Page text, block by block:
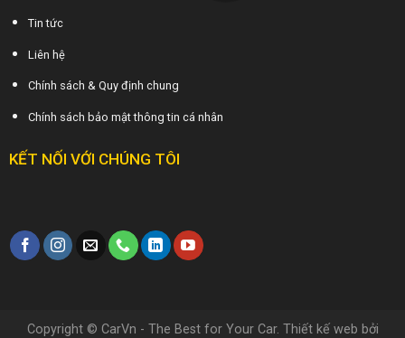
Tin tức
Liên hệ
Chính sách & Quy định chung
Chính sách bảo mật thông tin cá nhân
KẾT NỐI VỚI CHÚNG TÔI
Copyright © CarVn - The Best for Your Car. Thiết kế web bởi